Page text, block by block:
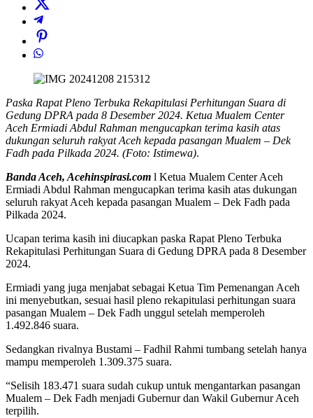
Paska Rapat Pleno Terbuka Rekapitulasi Perhitungan Suara di
Gedung DPRA pada 8 Desember 2024. Ketua Mualem Center
Aceh Ermiadi Abdul Rahman mengucapkan terima kasih atas
dukungan seluruh rakyat Aceh kepada pasangan Mualem – Dek
Fadh pada Pilkada 2024. (Foto: Istimewa).
Banda Aceh, Acehinspirasi.com l Ketua Mualem Center Aceh
Ermiadi Abdul Rahman mengucapkan terima kasih atas dukungan
seluruh rakyat Aceh kepada pasangan Mualem – Dek Fadh pada
Pilkada 2024.
Ucapan terima kasih ini diucapkan paska Rapat Pleno Terbuka
Rekapitulasi Perhitungan Suara di Gedung DPRA pada 8 Desember
2024.
Ermiadi yang juga menjabat sebagai Ketua Tim Pemenangan Aceh
ini menyebutkan, sesuai hasil pleno rekapitulasi perhitungan suara
pasangan Mualem – Dek Fadh unggul setelah memperoleh
1.492.846 suara.
Sedangkan rivalnya Bustami – Fadhil Rahmi tumbang setelah hanya
mampu memperoleh 1.309.375 suara.
“Selisih 183.471 suara sudah cukup untuk mengantarkan pasangan
Mualem – Dek Fadh menjadi Gubernur dan Wakil Gubernur Aceh
terpilih.